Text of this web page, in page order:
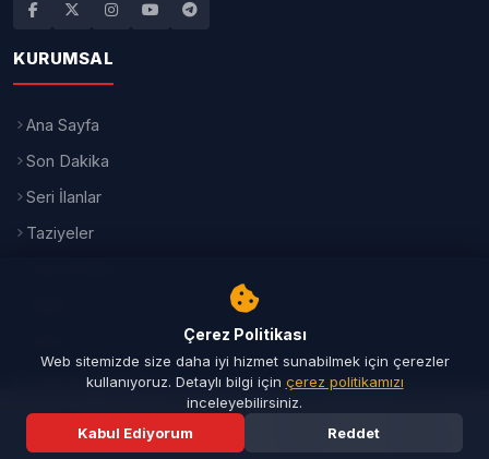
KURUMSAL
Ana Sayfa
Son Dakika
Seri İlanlar
Taziyeler
KATEGORILER
Doğa - Gezi
Ana Sayfa Son Dakika
Çerez Politikası
Web sitemizde size daha iyi hizmet sunabilmek için çerezler
kullanıyoruz. Detaylı bilgi için çerez politikamızı
inceleyebilirsiniz.
Kabul Ediyorum
Reddet